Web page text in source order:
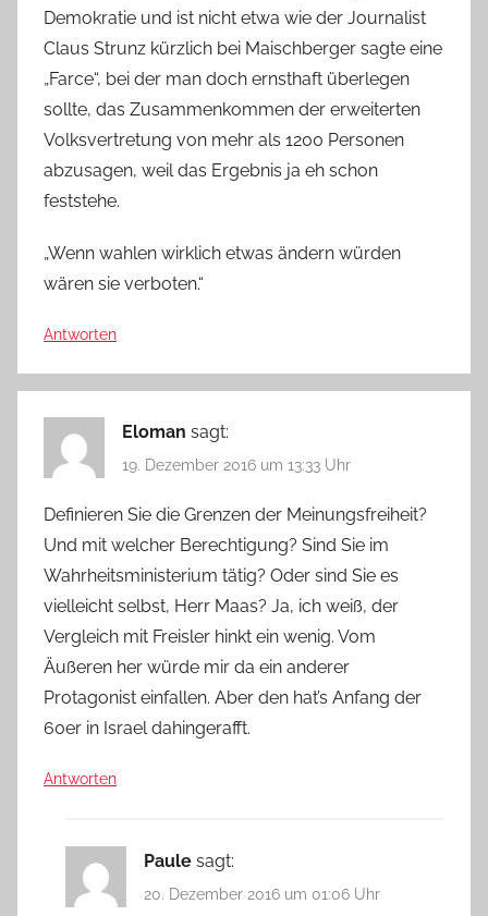
Demokratie und ist nicht etwa wie der Journalist
Claus Strunz kürzlich bei Maischberger sagte eine
„Farce“, bei der man doch ernsthaft überlegen
sollte, das Zusammenkommen der erweiterten
Volksvertretung von mehr als 1200 Personen
abzusagen, weil das Ergebnis ja eh schon
feststehe.
„Wenn wahlen wirklich etwas ändern würden
wären sie verboten.“
Antworten
Eloman sagt:
19. Dezember 2016 um 13:33 Uhr
Definieren Sie die Grenzen der Meinungsfreiheit?
Und mit welcher Berechtigung? Sind Sie im
Wahrheitsministerium tätig? Oder sind Sie es
vielleicht selbst, Herr Maas? Ja, ich weiß, der
Vergleich mit Freisler hinkt ein wenig. Vom
Äußeren her würde mir da ein anderer
Protagonist einfallen. Aber den hat’s Anfang der
60er in Israel dahingerafft.
Antworten
Paule sagt:
20. Dezember 2016 um 01:06 Uhr